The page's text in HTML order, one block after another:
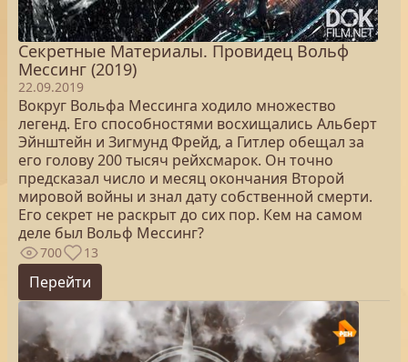
Секретные Материалы. Провидец Вольф
Мессинг (2019)
22.09.2019
Вокруг Вольфа Мессинга ходило множество
легенд. Его способностями восхищались Альберт
Эйнштейн и Зигмунд Фрейд, а Гитлер обещал за
его голову 200 тысяч рейхсмарок. Он точно
предсказал число и месяц окончания Второй
мировой войны и знал дату собственной смерти.
Его секрет не раскрыт до сих пор. Кем на самом
деле был Вольф Мессинг?
700 13
Перейти